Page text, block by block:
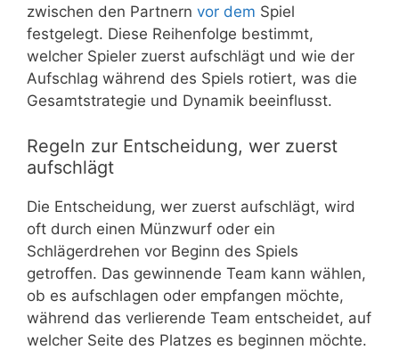
zwischen den Partnern vor dem Spiel
festgelegt. Diese Reihenfolge bestimmt,
welcher Spieler zuerst aufschlägt und wie der
Aufschlag während des Spiels rotiert, was die
Gesamtstrategie und Dynamik beeinflusst.
Regeln zur Entscheidung, wer zuerst
aufschlägt
Die Entscheidung, wer zuerst aufschlägt, wird
oft durch einen Münzwurf oder ein
Schlägerdrehen vor Beginn des Spiels
getroffen. Das gewinnende Team kann wählen,
ob es aufschlagen oder empfangen möchte,
während das verlierende Team entscheidet, auf
welcher Seite des Platzes es beginnen möchte.